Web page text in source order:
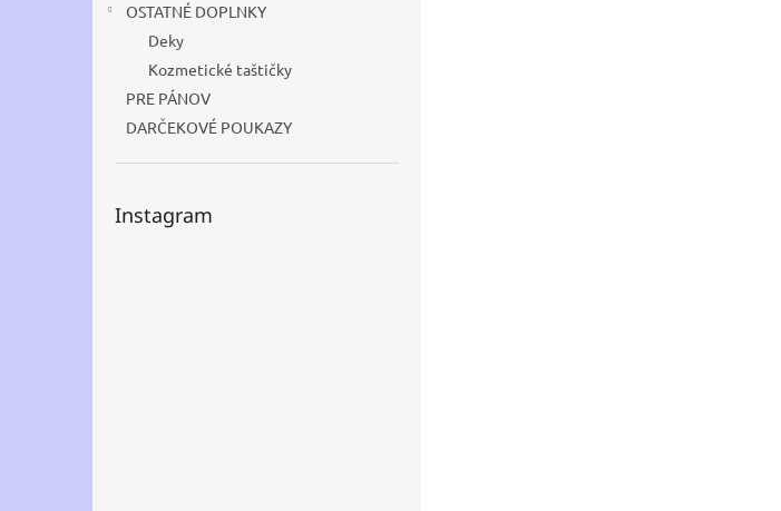
OSTATNÉ DOPLNKY
Deky
Kozmetické taštičky
PRE PÁNOV
DARČEKOVÉ POUKAZY
Instagram